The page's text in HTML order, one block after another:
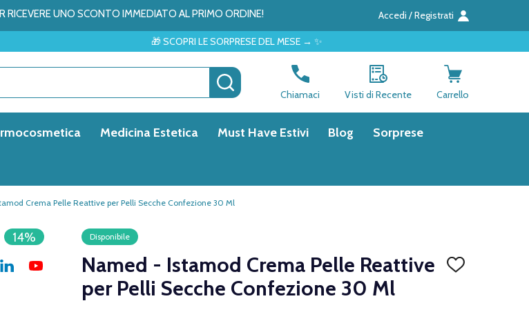
RICEVERE UNO SCONTO IMMEDIATO AL PRIMO ORDINE! Accedi / Registrati
🎁 SCOPRI LE SORPRESE DEL MESE → ✨
CERCA
Chiamaci Visti di Recente Carrello
Medicina Estetica Must Have Estivi Blog Sorprese
Crema Pelle Reattive per Pelli Secche Confezione 30 Ml
Disponibile
Named - Istamod Crema Pelle Reattive
per Pelli Secche Confezione 30 Ml
AGGIUNGI
14%